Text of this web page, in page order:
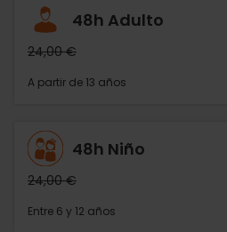
48h Adulto
24,00 €
A partir de 13 años
48h Niño
24,00 €
Entre 6 y 12 años